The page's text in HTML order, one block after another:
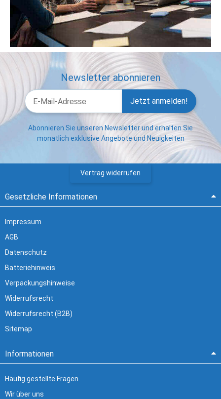
Newsletter abonnieren
Jetzt anmelden!
Abonnieren Sie unseren Newsletter und erhalten Sie
monatlich exklusive Angebote und Neuigkeiten
Vertrag widerrufen
Gesetzliche Informationen
Impressum
AGB
Datenschutz
Batteriehinweis
Verpackungshinweise
Widerrufsrecht
Widerrufsrecht (B2B)
Sitemap
Informationen
Häufig gestellte Fragen
Wir über uns